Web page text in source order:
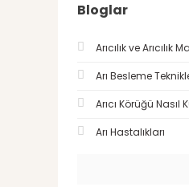
Bloglar
Arıcılık ve Arıcılık
Arı Besleme
Arıcı Körüğü Nasıl
Arı Hastalıkları